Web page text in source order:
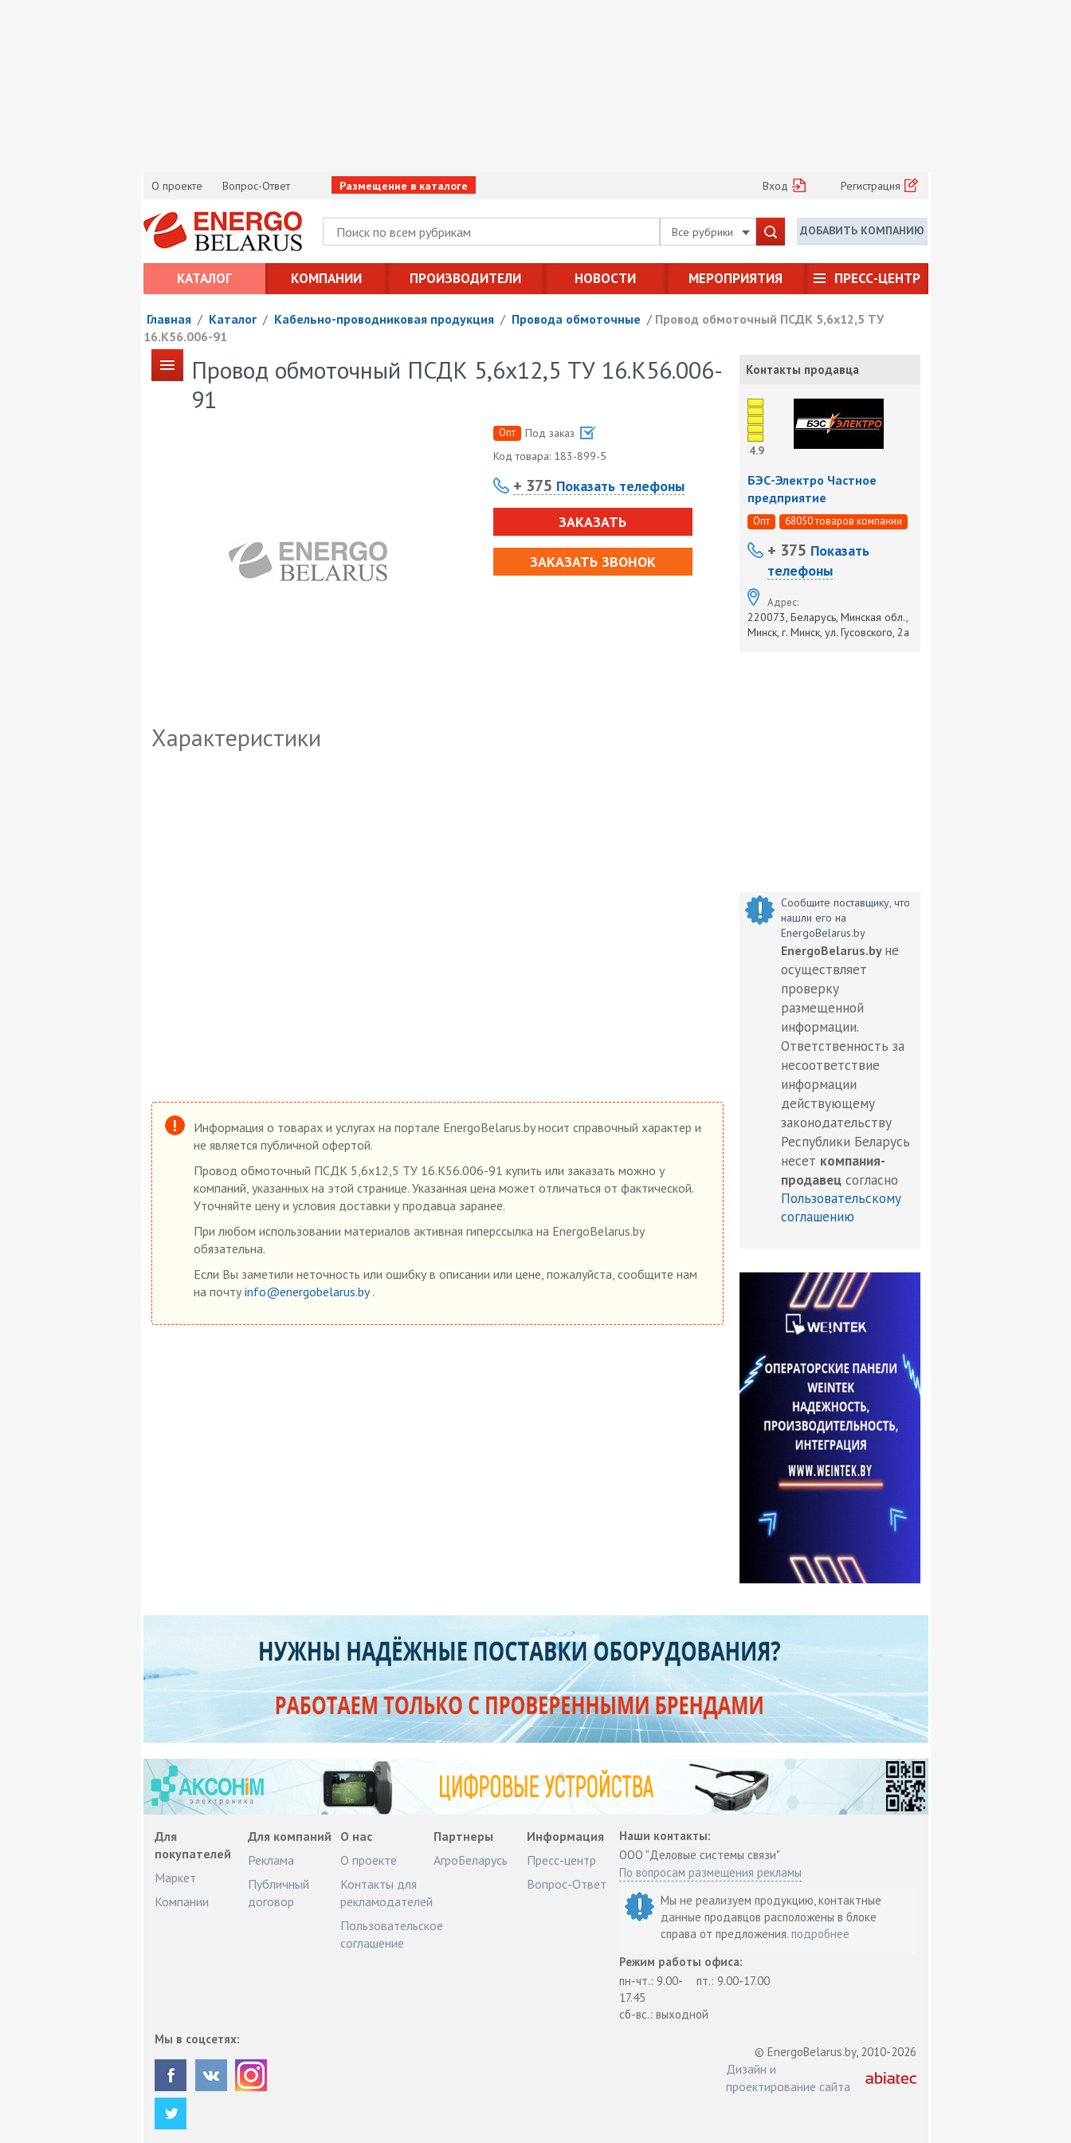
О проекте Вопрос-Ответ Размещение в каталоге Вход Регистрация
Все рубрики ДОБАВИТЬ КОМПАНИЮ
КАТАЛОГ КОМПАНИИ ПРОИЗВОДИТЕЛИ НОВОСТИ МЕРОПРИЯТИЯ ПРЕСС-ЦЕНТР
Главная / Каталог / Кабельно-проводниковая продукция / Провода обмоточные / Провод обмоточный ПСДК 5,6х12,5 ТУ
16.К56.006-91
Провод обмоточный ПСДК 5,6х12,5 ТУ 16.К56.006-
91
Опт
Под заказ
Код товара: 183-899-5
+ 375 Показать телефоны
ЗАКАЗАТЬ
ЗАКАЗАТЬ ЗВОНОК
Характеристики
Контакты продавца
4.9
БЭС-Электро Частное
предприятие
Опт 68050 товаров компании
+ 375 Показать
телефоны
Адрес:
220073, Беларусь, Минская обл.,
Минск, г. Минск, ул. Гусовского, 2а
Сообщите поставщику, что
нашли его на
EnergoBelarus.by
EnergoBelarus.by не
осуществляет
проверку
размещенной
информации.
Ответственность за
несоответствие
информации
действующему
законодательству
Республики Беларусь
несет компания-
продавец согласно
Пользовательскому
соглашению
Информация о товарах и услугах на портале EnergoBelarus.by носит справочный характер и
не является публичной офертой.
Провод обмоточный ПСДК 5,6х12,5 ТУ 16.К56.006-91 купить или заказать можно у
компаний, указанных на этой странице. Указанная цена может отличаться от фактической.
Уточняйте цену и условия доставки у продавца заранее.
При любом использовании материалов активная гиперссылка на EnergoBelarus.by
обязательна.
Если Вы заметили неточность или ошибку в описании или цене, пожалуйста, сообщите нам
на почту info@energobelarus.by.
Для
покупателей
Маркет
Компании
Для компаний
Реклама
Публичный
договор
О нас
О проекте
Контакты для
рекламодателей
Пользовательское
соглашение
Партнеры
АгроБеларусь
Информация
Пресс-центр
Вопрос-Ответ
Наши контакты:
ООО "Деловые системы связи"
По вопросам размещения рекламы
Мы не реализуем продукцию, контактные
данные продавцов расположены в блоке
справа от предложения.подробнее
Режим работы офиса:
пн-чт.: 9.00-
17.45
пт.: 9.00-17.00
сб-вс.: выходной
Мы в соцсетях:
© EnergoBelarus.by, 2010-2026
Дизайн и
проектирование сайта